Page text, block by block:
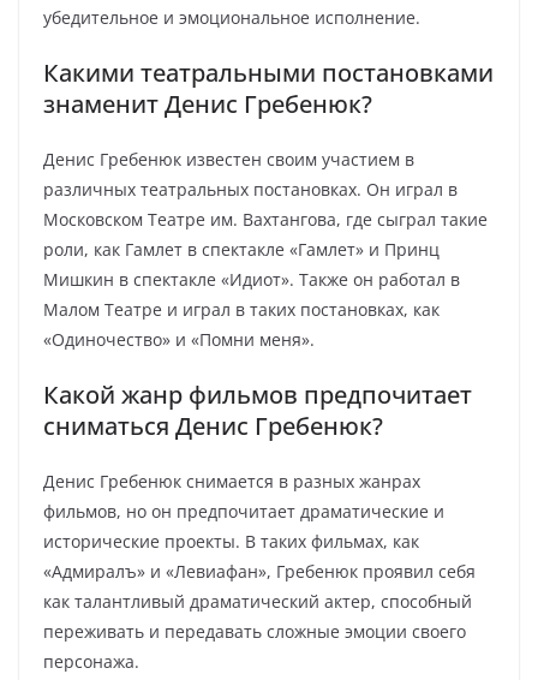
убедительное и эмоциональное исполнение.
Какими театральными постановками
знаменит Денис Гребенюк?
Денис Гребенюк известен своим участием в
различных театральных постановках. Он играл в
Московском Театре им. Вахтангова, где сыграл такие
роли, как Гамлет в спектакле «Гамлет» и Принц
Мишкин в спектакле «Идиот». Также он работал в
Малом Театре и играл в таких постановках, как
«Одиночество» и «Помни меня».
Какой жанр фильмов предпочитает
сниматься Денис Гребенюк?
Денис Гребенюк снимается в разных жанрах
фильмов, но он предпочитает драматические и
исторические проекты. В таких фильмах, как
«Адмиралъ» и «Левиафан», Гребенюк проявил себя
как талантливый драматический актер, способный
переживать и передавать сложные эмоции своего
персонажа.